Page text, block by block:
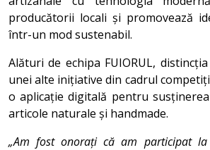
producătorii locali și promovează
într-un mod sustenabil.
Alături de echipa FUIORUL,
unei alte inițiative din cadrul
o aplicație digitală pentru
articole naturale și handmade.
„Am fost onorați că am participat